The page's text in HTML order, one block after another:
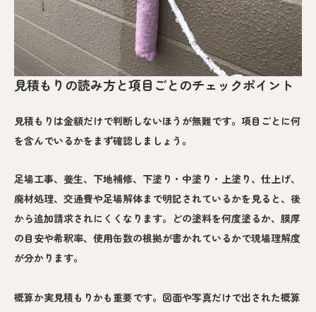
見積もりの読み方と項目ごとのチェックポイント
見積もりは金額だけで判断しないほうが無難です。項目ごとに何
を含んでいるかをまず確認しましょう。
足場工事、養生、下地補修、下塗り・中塗り・上塗り、仕上げ、
廃材処理、交通費や足場解体まで明記されているかを見ると、後
から追加請求されにくくなります。どの塗料を何度塗るか、膜厚
の目安や希釈率、使用缶数の根拠が書かれているかで現場理解度
が分かります。
概算か実見積もりかも重要です。図面や写真だけで出された概算